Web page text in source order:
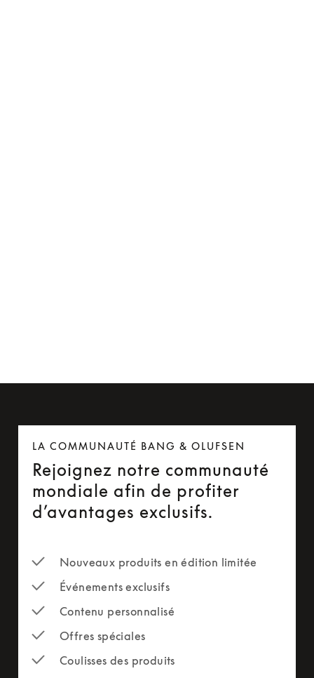
LA COMMUNAUTÉ BANG & OLUFSEN
Rejoignez notre communauté
mondiale afin de profiter
d’avantages exclusifs.
Nouveaux produits en édition limitée
Événements exclusifs
Contenu personnalisé
Offres spéciales
Coulisses des produits